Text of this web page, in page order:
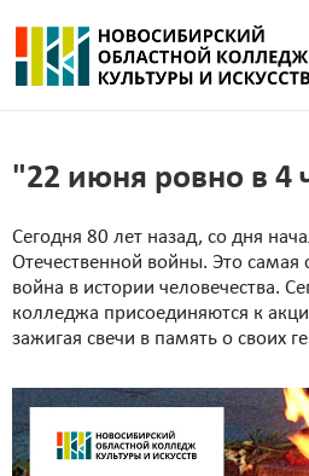
"22 июня ровно в 4
Сегодня 80 лет назад, со дня
Отечественной войны. Это самая
война в истории человечества.
колледжа присоединяются к
зажигая свечи в память о своих